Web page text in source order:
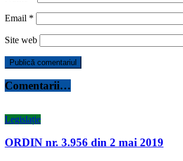
Email *
Site web
Comentarii…
Legislație
ORDIN nr. 3.956 din 2 mai 2019